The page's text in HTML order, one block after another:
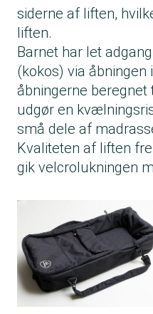
siderne af liften,
liften.
Barnet har let
(kokos) via
åbningerne beregnet
udgør en
små dele af
Kvaliteten af liften
gik velcrolukningen